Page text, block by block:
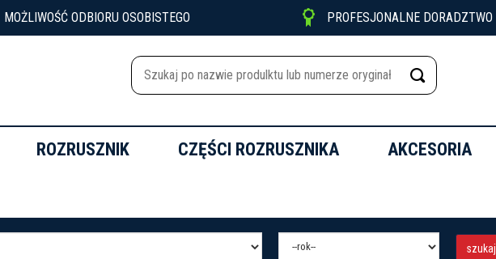
MOŻLIWOŚĆ ODBIORU OSOBISTEGO  PROFESJONALNE DORADZTWO
ROZRUSZNIK CZĘŚCI ROZRUSZNIKA AKCESORIA
szukaj